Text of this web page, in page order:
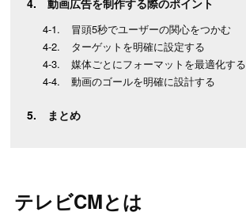
動画広告を制作する際のポイント
冒頭5秒でユーザーの関心をつかむ
ターゲットを明確に設定する
媒体ごとにフォーマットを最適化する
動画のゴールを明確に設計する
まとめ
テレビCMとは